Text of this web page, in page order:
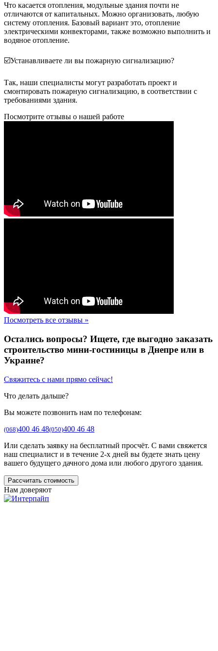
Что касается отопления, модульные здания почти не
отличаются от капитальных. Можно организовать, любую
систему отопления. Базовый вариант это, отопление
электрическими конвекторами, также возможно выполнить и
водяное отопление.
☑️Устанавливаете ли вы пожарную сигнализацию?
Так, наши специалисты могут разработать проект и
смонтировать пожарную сигнализацию, в соответствии с
требованиями здания.
Посмотрите отзывы о нашей работе
Посмотреть все отзывы »
Остались вопросы? Ищете, где выгодно заказать
строительство мини-гостиницы в Днепре или в
Украине?
Свяжитесь с нами прямо сейчас!
Что делать дальше?
Вы можете позвонить нам по телефонам:
(068)400 46 48(050)400 46 48
Или сделать заявку на бесплатный просчёт. С вами свяжется
наш специалист и в течение 2-х дней вы будете знать цену
вашего будущего дачного дома или любого другого здания.
Рассчитать стоимость
Нам доверяют